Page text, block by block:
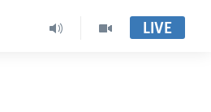
LIVE